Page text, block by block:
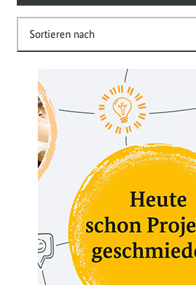
Sortieren nach